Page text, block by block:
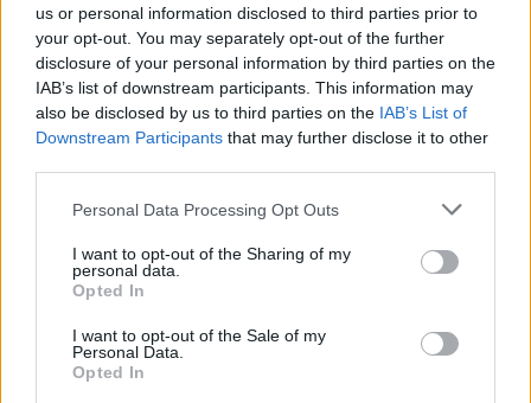
us or personal information disclosed to third parties prior to
your opt-out. You may separately opt-out of the further
disclosure of your personal information by third parties on the
IAB’s list of downstream participants. This information may
also be disclosed by us to third parties on the IAB’s List of
Downstream Participants that may further disclose it to other
Please note that this website/app uses one or more Google
not limited to your visit or usage behaviour. You may click to
grant or deny consent to Google and its third-party tags to
use your data for below specified purposes in below Google
consent section.
Personal Data Processing Opt Outs
I want to opt-out of the Sharing of my
personal data.
Opted In
I want to opt-out of the Sale of my
Personal Data.
Opted In
spotkania, a także dane meczowe, jeśli są dostępne.
Pełny harmonogram rozgrywek dostępny jest tutaj: Krosno > Klasa
Okręgowa - terminarz.
Informacje o składach i strzelcach
W miarę dostępności danych, publikujemyskłady wyjściowe,
aktualizujemy zależnie od poziomu ligi i dostępnych źródeł.
Śledź mecze swojej drużyny
Jeśli jesteś kibicem klubu Przełom Besko lub Tempo Nienaszów - zaglądaj
tutaj częściej. Nasz serwis regularnie dostarcza informacje o terminach
meczów, wynikach, transferach i newsach klubowych
piłkarskichw województwie. Sprawdź nasze relacje, śledź ulubioną ligę i
bądź na bieżąco z wydarzeniami z boisk!